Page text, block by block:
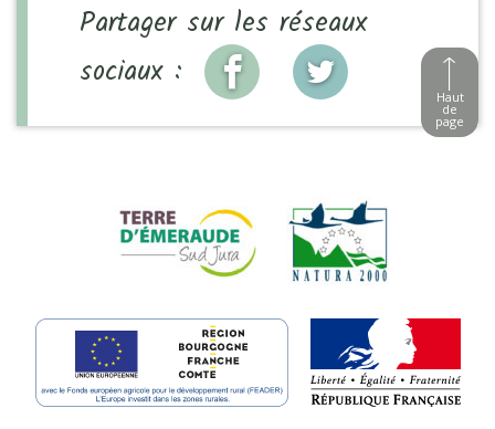
Partager sur les réseaux
sociaux :
Haut
de
page